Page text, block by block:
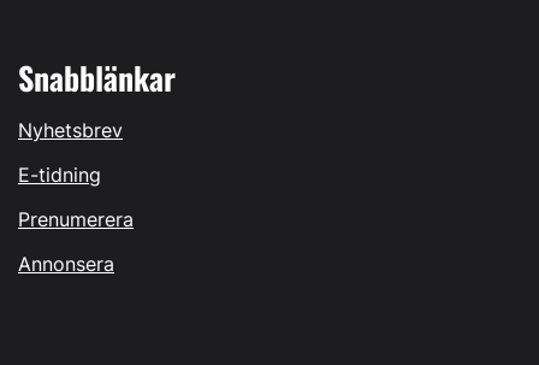
Snabblänkar
Nyhetsbrev
E-tidning
Prenumerera
Annonsera